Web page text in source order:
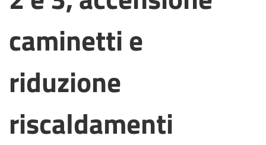
caminetti e
riduzione
riscaldamenti